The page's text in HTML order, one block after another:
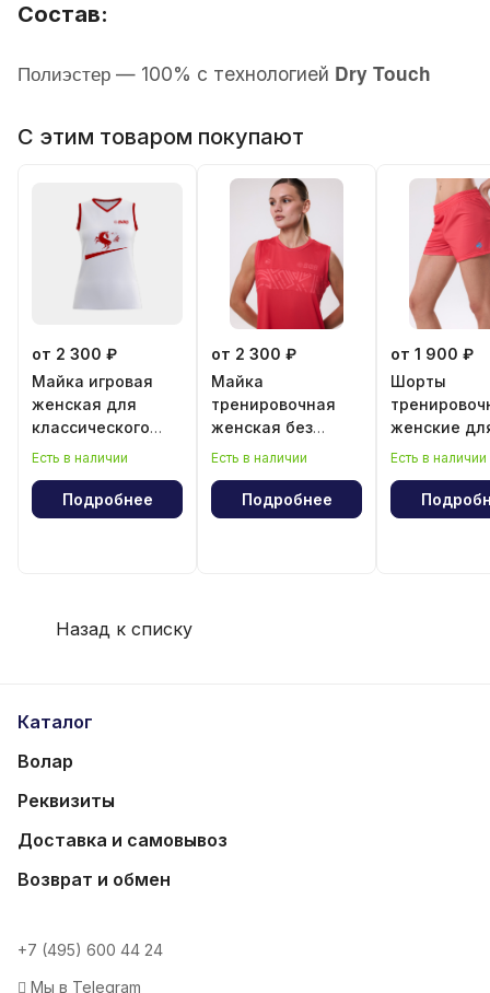
Состав:
Полиэстер — 100% с технологией Dry Touch
С этим товаром покупают
от 2 300 ₽
Майка игровая
женская для
классического
волейбола "Год
Есть в наличии
Подробнее
от 2 300 ₽
Майка
тренировочная
женская без
рукава
Есть в наличии
Подробнее
от 1 900 ₽
Шорты
женские
Есть в наличии
Назад к списку
Каталог
Волар
Реквизиты
Доставка и самовывоз
Возврат и обмен
+7 (495) 600 44 24
Мы в Telegram